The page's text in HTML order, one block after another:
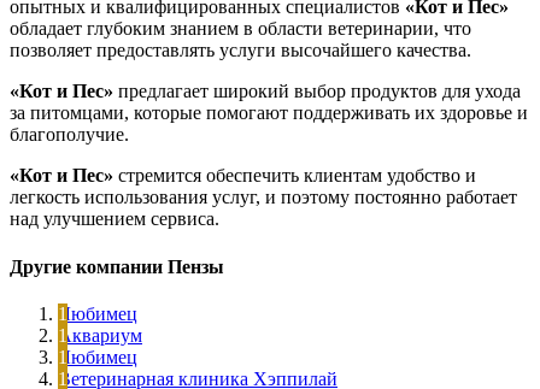
опытных и квалифицированных специалистов «Кот и Пес»
обладает глубоким знанием в области ветеринарии, что
позволяет предоставлять услуги высочайшего качества.
«Кот и Пес» предлагает широкий выбор продуктов для ухода
за питомцами, которые помогают поддерживать их здоровье и
благополучие.
«Кот и Пес» стремится обеспечить клиентам удобство и
легкость использования услуг, и поэтому постоянно работает
над улучшением сервиса.
Другие компании Пензы
Любимец
Аквариум
Любимец
Ветеринарная клиника Хэппилай